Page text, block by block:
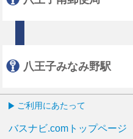
八王子みなみ野駅
ご利用にあたって
バスナビ.comトップページ